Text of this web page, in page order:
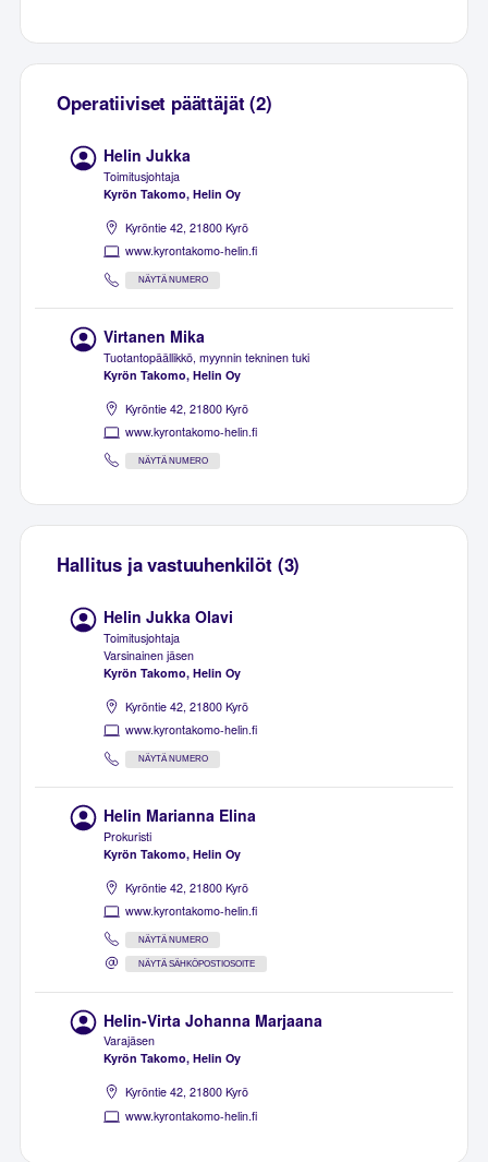
Operatiiviset päättäjät (2)
Helin Jukka
Toimitusjohtaja
Kyrön Takomo, Helin Oy
Kyröntie 42, 21800 Kyrö
www.kyrontakomo-helin.fi
NÄYTÄ NUMERO
Virtanen Mika
Tuotantopäällikkö, myynnin tekninen tuki
Kyrön Takomo, Helin Oy
Kyröntie 42, 21800 Kyrö
www.kyrontakomo-helin.fi
NÄYTÄ NUMERO
Hallitus ja vastuuhenkilöt (3)
Helin Jukka Olavi
Toimitusjohtaja
Varsinainen jäsen
Kyrön Takomo, Helin Oy
Kyröntie 42, 21800 Kyrö
www.kyrontakomo-helin.fi
NÄYTÄ NUMERO
Helin Marianna Elina
Prokuristi
Kyrön Takomo, Helin Oy
Kyröntie 42, 21800 Kyrö
www.kyrontakomo-helin.fi
NÄYTÄ NUMERO
NÄYTÄ SÄHKÖPOSTIOSOITE
Helin-Virta Johanna Marjaana
Varajäsen
Kyrön Takomo, Helin Oy
Kyröntie 42, 21800 Kyrö
www.kyrontakomo-helin.fi